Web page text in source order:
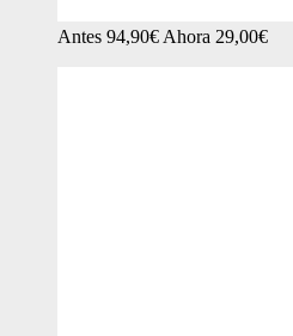
Antes 94,90€ Ahora 29,00€